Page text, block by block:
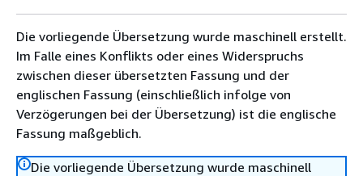
Die vorliegende Übersetzung wurde maschinell erstellt.
Im Falle eines Konflikts oder eines Widerspruchs
zwischen dieser übersetzten Fassung und der
englischen Fassung (einschließlich infolge von
Verzögerungen bei der Übersetzung) ist die englische
Fassung maßgeblich.
Die vorliegende Übersetzung wurde maschinell